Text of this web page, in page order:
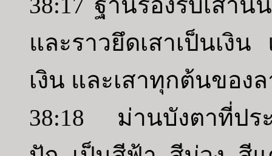
และราวยึดเสาเป็นเงิ
เงิน และเสาทุกต้นของ
38:18 ม่านบังตาที่ปร